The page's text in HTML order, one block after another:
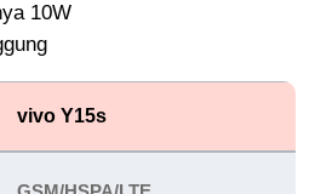
10W
vivo Y15s